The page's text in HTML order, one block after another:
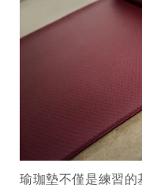
瑜珈墊不僅是練習的